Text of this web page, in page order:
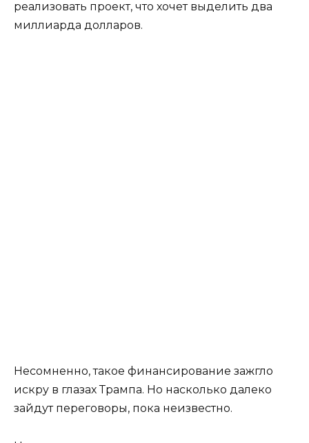
реализовать проект, что хочет выделить два
миллиарда долларов.
Несомненно, такое финансирование зажгло
искру в глазах Трампа. Но насколько далеко
зайдут переговоры, пока неизвестно.